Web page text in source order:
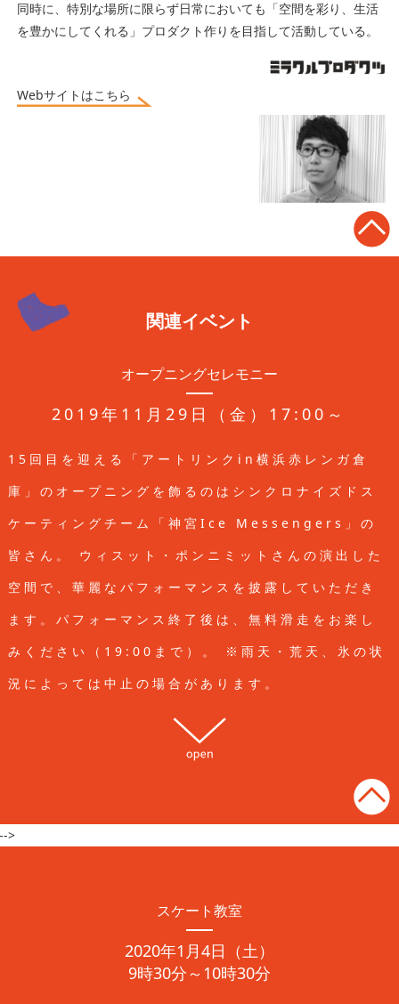
同時に、特別な場所に限らず日常においても「空間を彩り、生活
を豊かにしてくれる」プロダクト作りを目指して活動している。
Webサイトはこちら
関連イベント
オープニングセレモニー
2019年11月29日（金）17:00～
15回目を迎える「アートリンクin横浜赤レンガ倉
庫」のオープニングを飾るのは シンクロナイズドス
ケーティングチーム「神宮Ice Messengers」の
皆さん。 ウィスット・ポンニミットさんの演出した
空間で、華麗なパフォーマンスを披露していただき
ます。 パフォーマンス終了後は、無料滑走をお楽し
みください（19:00まで）。
※雨天・荒天、氷の状
況によっては中止の場合があります。
-->
スケート教室
2020年1月4日（土）
9時30分～10時30分